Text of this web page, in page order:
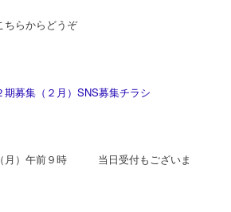
ちらからどうぞ
募集（２月）SNS募集チラシ
月）午前９時 当日受付もございま